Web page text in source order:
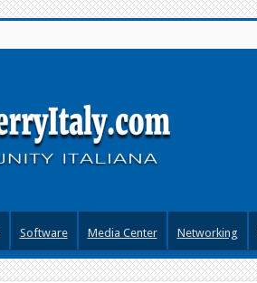
Software Media Center Networking